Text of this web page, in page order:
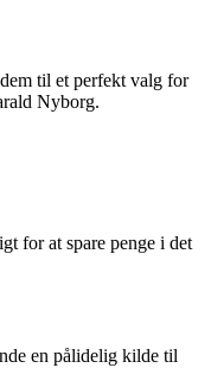
til et perfekt valg for
Nyborg.
for at spare penge i det
en pålidelig kilde til